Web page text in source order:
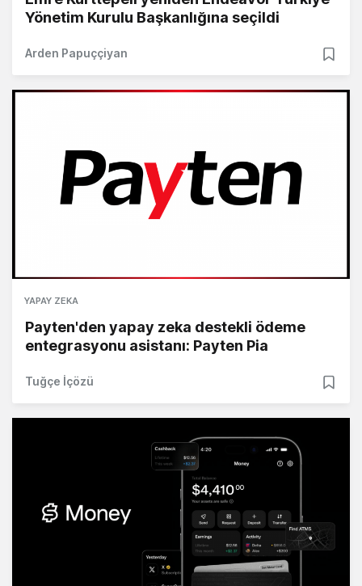
Yönetim Kurulu Başkanlığına seçildi
Arden Papuççiyan
YAPAY ZEKA
Payten'den yapay zeka destekli ödeme
entegrasyonu asistanı: Payten Pia
Tuğçe İçözü